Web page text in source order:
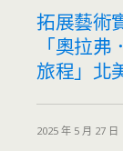
拓展藝術
「奧拉
旅程」北
2025 年 5 月 27 日